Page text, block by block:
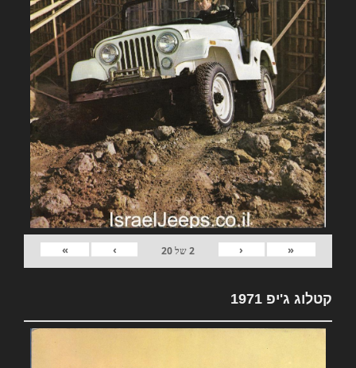
«
‹
2של20
›
»
קטלוג ג'יפ 1971